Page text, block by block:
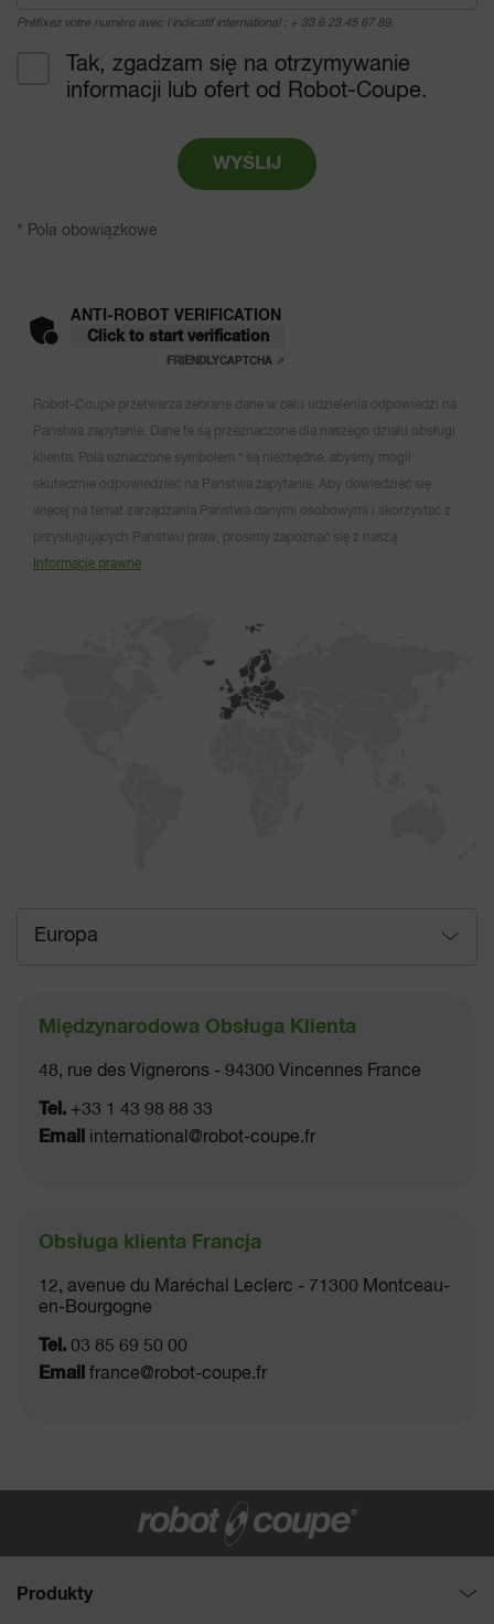
Anguilla
Argentyna
Aruba
Australia
Austria
Belize
Bermudy
Białoruś
Bośnia i Hercegowina
Botswana
Brazylia
Brytyjskie Wyspy Dziewicze
Bułgaria
Préfixez votre numéro avec l'indicatif international : + 33 6 23 45 67 89.
Tak, zgadzam się na otrzymywanie
informacji lub ofert od Robot-Coupe.
WYŚLIJ
* Pola obowiązkowe
ANTI-ROBOT VERIFICATION
Click to start verification
FRIENDLYCAPTCHA ⇗
Robot-Coupe przetwarza zebrane dane w celu udzielenia odpowiedzi na
Państwa zapytanie. Dane te są przeznaczone dla naszego działu obsługi
klienta. Pola oznaczone symbolem * są niezbędne, abyśmy mogli
skutecznie odpowiedzieć na Państwa zapytanie. Aby dowiedzieć się
więcej na temat zarządzania Państwa danymi osobowymi i skorzystać z
przysługujących Państwu praw, prosimy zapoznać się z naszą
Informacje prawne
Europa
Międzynarodowa Obsługa Klienta
48, rue des Vignerons - 94300 Vincennes France
Tel. +33 1 43 98 88 33
Email
international@robot-coupe.fr
Obsługa klienta Francja
12, avenue du Maréchal Leclerc - 71300 Montceau-
en-Bourgogne
Tel. 03 85 69 50 00
Email
france@robot-coupe.fr
Produkty